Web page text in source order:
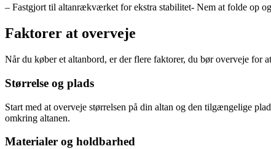
– Fastgjort til altanrækværket for ekstra stabilitet- Nem at folde op
Faktorer at overveje
Når du køber et altanbord, er der flere faktorer, du bør overveje for
Størrelse og plads
Start med at overveje størrelsen på din altan og den tilgængelige
omkring altanen.
Materialer og holdbarhed